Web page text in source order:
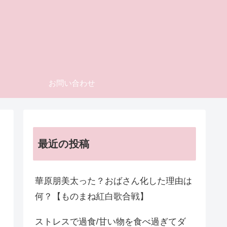
お問い合わせ
最近の投稿
華原朋美太った？おばさん化した理由は
何？【ものまね紅白歌合戦】
ストレスで過食/甘い物を食べ過ぎてダ